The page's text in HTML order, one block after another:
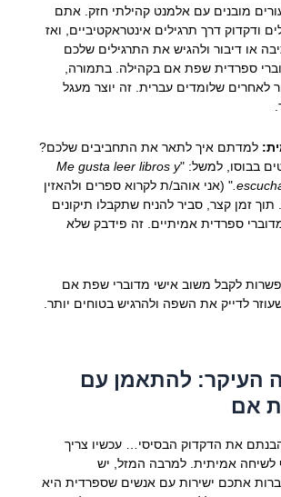
מובנים עם אלמנט קהילתי חזק. אתם
ודקדוק דרך תרגילים אינטראקטיביים, ואז
או דיבור ולהגיש את התרגילים שלכם
ספרדית שפת אם בקהילה. בתמורה,
לאחרים שלומדים עברית. זה יוצר מעגל
למדתם איך לתאר את התחביבים שלכם?
בבוסו, למשל: "Me gusta leer libros y
" (אני אוהב/ת לקרוא ספרים ולהאזין
תוך זמן קצר, סביר להניח שתקבלו תיקונים
ספרדית אמיתיים. זה פידבק שלא
לקבל משוב אישי מדוברי שפת אם
לדייק את השפה ולהרגיש בטוחים יותר.
העיקר: להתאמן עם
אם
את הדקדוק הבסיסי… עכשיו צריך
לשיחה אמיתית. למרבה המזל, יש
אתכם ישירות עם אנשים שספרדית היא